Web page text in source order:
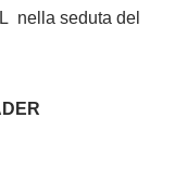
nella seduta del